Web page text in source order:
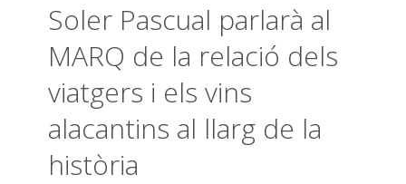
Soler Pascual parlarà al
MARQ de la relació dels
viatgers i els vins
alacantins al llarg de la
història